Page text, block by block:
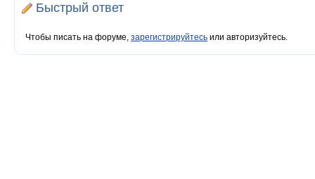
Быстрый ответ
Чтобы писать на форуме, зарегистрируйтесь или авторизуйтесь.